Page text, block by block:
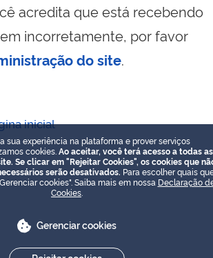
acredita que está recebendo
incorretamente, por favor
do site.
inicial
sua experiência na plataforma e prover serviços
cookies. Ao aceitar, você terá acesso a todas as
Se clicar em "Rejeitar Cookies", os cookies que
serão desativados. Para escolher quais
cookies". Saiba mais em nossa Declaração
Cookies
Gerenciar cookies